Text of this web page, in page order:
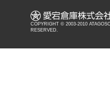
COPYRIGHT © 2003-2010
RESERVED.